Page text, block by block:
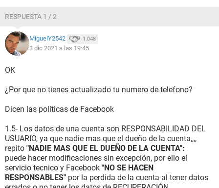
RESPUESTA 1 / 2
MiguelY2542 1.048
3 dic 2021 a las 19:45
OK
¿Por que no tienes actualizado tu numero de telefono?
Dicen las políticas de Facebook
1.5- Los datos de una cuenta son RESPONSABILIDAD DEL
USUARIO, ya que nadie mas que el dueño de la cuenta,,,,
repito "NADIE MAS QUE EL DUEÑO DE LA CUENTA":
puede hacer modificaciones sin excepción, por ello el
servicio tecnico y Facebook "NO SE HACEN
RESPONSABLES" por la perdida de la cuenta al tener datos